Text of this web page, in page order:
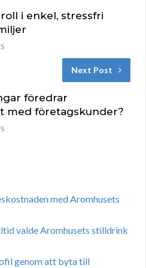
i enkel, stressfri
Next Post
föredrar
med företagskunder?
med Aromhusets
valde Aromhusets stilldrink
genom att byta till